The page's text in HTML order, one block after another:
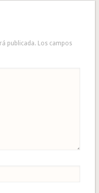
publicada. Los campos